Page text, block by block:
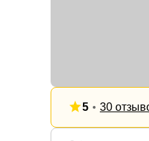
5 30